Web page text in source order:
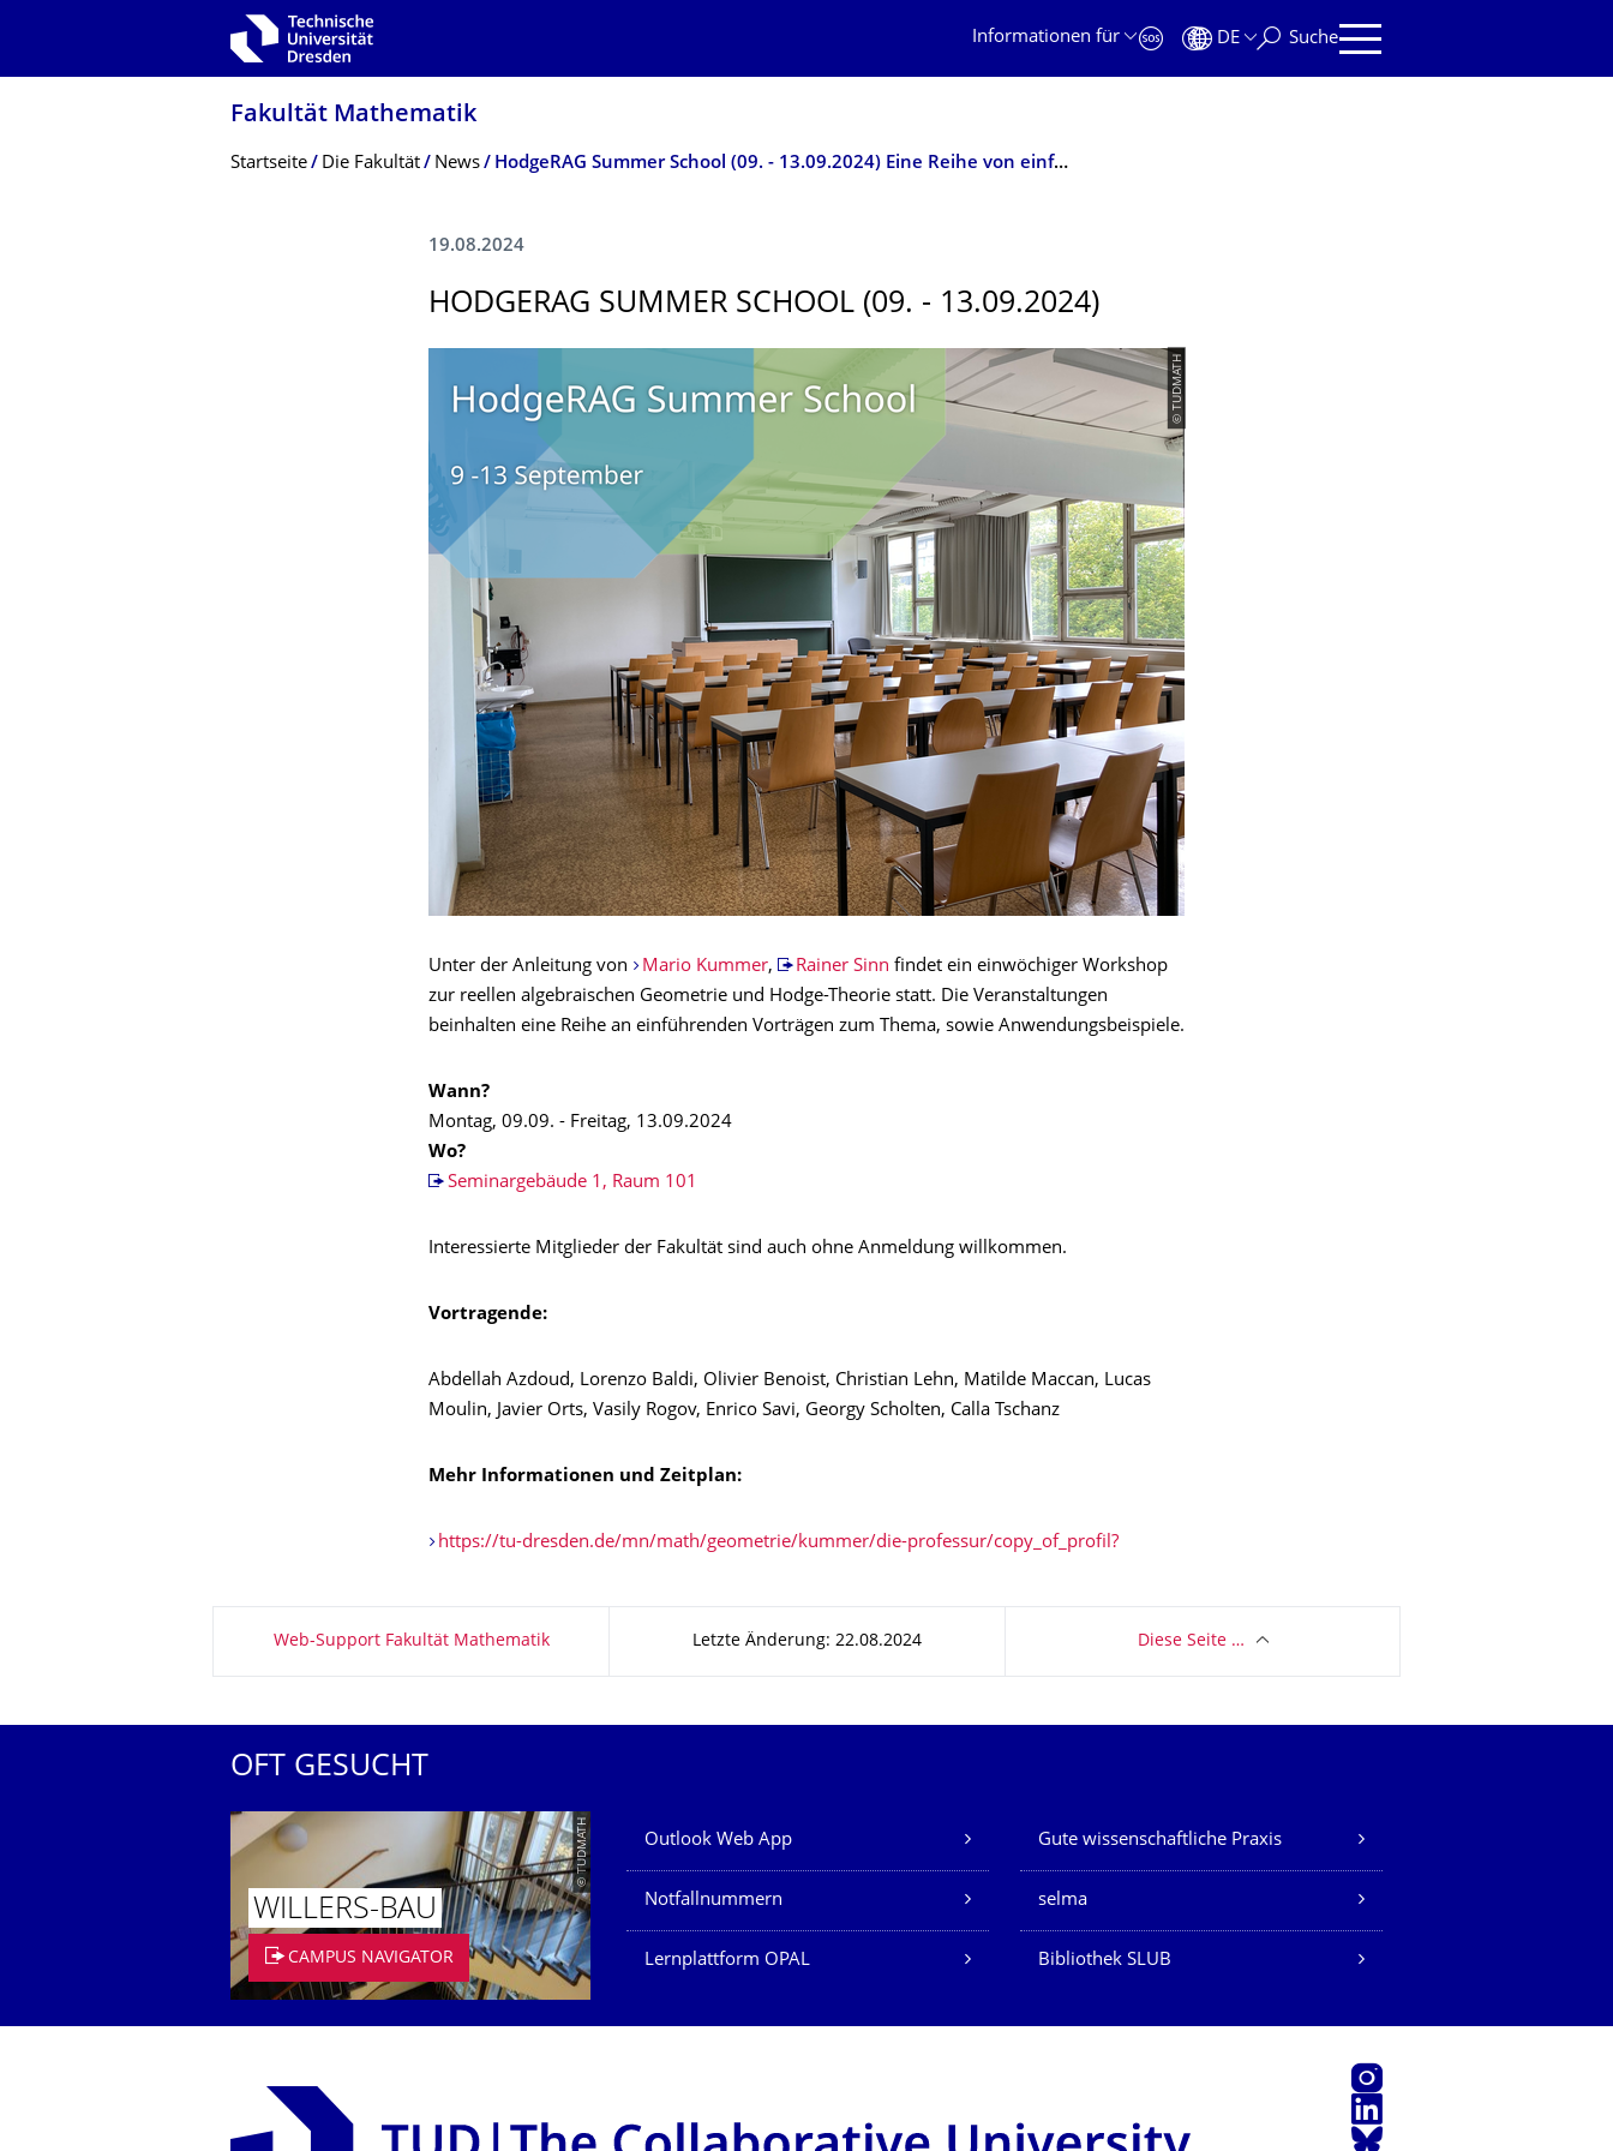
Zur Hauptnavigation springen
Informationen für
DE Suche
Fakultät Mathematik
Breadcrumb-Menü
Startseite Die Fakultät News HodgeRAG Summer School (09. - 13.09.2024) Eine Reihe von einführenden Vorträgen zur reellen algebraischen Geometrie und Hodge-Theorie
19.08.2024
HODGERAG SUMMER SCHOOL (09. - 13.09.2024)
© TUDMATH
Unter der Anleitung von Mario Kummer, Rainer Sinnfindet ein einwöchiger Workshop
zur reellen algebraischen Geometrie und Hodge-Theorie statt. Die Veranstaltungen
beinhalten eine Reihe an einführenden Vorträgen zum Thema, sowie Anwendungsbeispiele.
Wann?
Montag, 09.09. - Freitag, 13.09.2024
Wo?
Seminargebäude 1, Raum 101
Interessierte Mitglieder der Fakultät sind auch ohne Anmeldung willkommen.
Vortragende:
Abdellah Azdoud, Lorenzo Baldi, Olivier Benoist, Christian Lehn, Matilde Maccan, Lucas
Moulin, Javier Orts, Vasily Rogov, Enrico Savi, Georgy Scholten, Calla Tschanz
Mehr Informationen und Zeitplan:
https://tu-dresden.de/mn/math/geometrie/kummer/die-professur/copy_of_profil?
Web-Support Fakultät Mathematik Letzte Änderung: 22.08.2024 Diese Seite …
OFT GESUCHT
© TUDMATH
WILLERS-BAU
CAMPUS NAVIGATOR
Unsere Dienste
Outlook Web App Gute wissenschaftliche Praxis
Notfallnummern selma
Lernplattform OPAL Bibliothek SLUB
Instagram
LinkedIn
Bluesky